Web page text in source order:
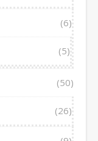
(6)
(5)
(50)
(26)